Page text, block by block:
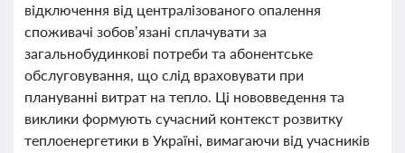
відключення від централізованого опалення
споживачі зобов’язані сплачувати за
загальнобудинкові потреби та абонентське
обслуговування, що слід враховувати при
плануванні витрат на тепло. Ці нововведення та
виклики формують сучасний контекст розвитку
теплоенергетики в Україні, вимагаючи від учасників